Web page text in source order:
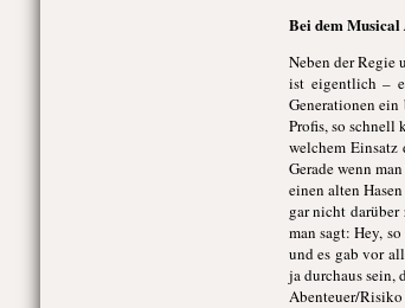
Bei dem Musical
Neben der Regie
ist eigentlich –
Generationen
Profis, so schnell
welchem
Gerade wenn
einen alten
gar nicht
man sagt: Hey,
und es gab vor
ja durchaus sein,
Abenteuer/Risiko